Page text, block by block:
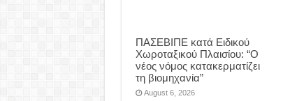
ΠΑΣΕΒΙΠΕ κατά Ειδικού
Χωροταξικού Πλαισίου: “Ο
νέος νόμος κατακερματίζει
τη βιομηχανία”
August 6, 2026